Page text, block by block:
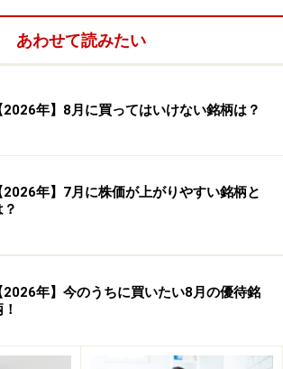
達人
回
回
回
： 191,787.16 ％ 平均損益（率）：
： 463,805.35 ％ 平均利益（率）：
あわせて読みたい
2026年】8月に買ってはいけない銘柄は？
2026年】7月に株価が上がりやすい銘柄と
？
2026年】今のうちに買いたい8月の優待銘